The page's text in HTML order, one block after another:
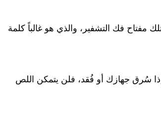
مفتاح فك التشفير، والذي هو غالباً كلمة
سُرق جهازك أو فُقد، فلن يتمكن اللص